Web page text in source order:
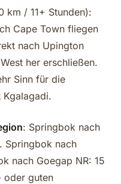
km / 11+ Stunden):
Cape Town fliegen
nach Upington
her erschließen.
Sinn für die
Kgalagadi.
: Springbok nach
Springbok nach
nach Goegap NR: 15
oder guten